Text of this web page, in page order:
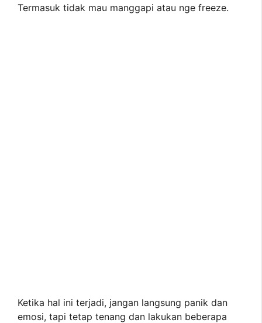
Termasuk tidak mau manggapi atau nge freeze.
Ketika hal ini terjadi, jangan langsung panik dan
emosi, tapi tetap tenang dan lakukan beberapa